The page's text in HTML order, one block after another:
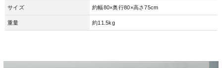
サイズ 約幅80×奥行80×高さ75cm
重量 約11.5kg